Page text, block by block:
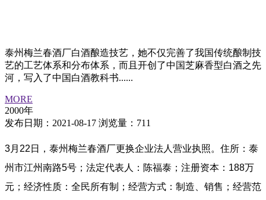
泰州梅兰春酒厂白酒酿造技艺，她不仅完善了我国传统酿制技
艺的工艺体系和分布体系，而且开创了中国芝麻香型白酒之先
河，写入了中国白酒教科书......
MORE
2000年
发布日期：2021-08-17 浏览量：711
3月22日，泰州梅兰春酒厂更换企业法人营业执照。住所：泰
州市江州南路5号；法定代表人：陈福泰；注册资本：188万
元；经济性质：全民所有制；经营方式：制造、销售；经营范